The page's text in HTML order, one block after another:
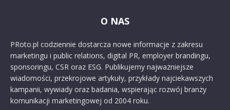
O NAS
PRoto.pl codziennie dostarcza nowe informacje z zakresu
marketingu i public relations, digital PR, employer brandingu,
sponsoringu, CSR oraz ESG. Publikujemy najważniejsze
wiadomości, przekrojowe artykuły, przykłady najciekawszych
kampanii, wywiady oraz badania, wspierając rozwój branży
komunikacji marketingowej od 2004 roku.